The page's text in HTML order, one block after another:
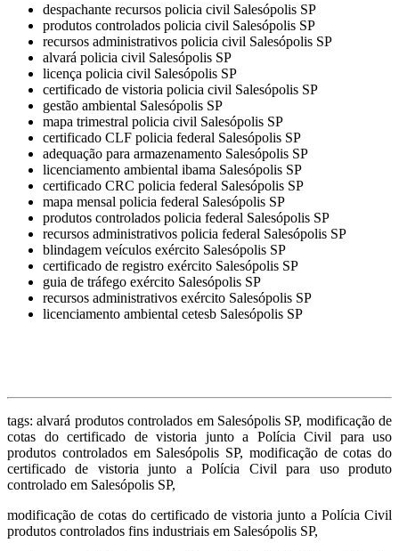
despachante recursos policia civil Salesópolis SP
produtos controlados policia civil Salesópolis SP
recursos administrativos policia civil Salesópolis SP
alvará policia civil Salesópolis SP
licença policia civil Salesópolis SP
certificado de vistoria policia civil Salesópolis SP
gestão ambiental Salesópolis SP
mapa trimestral policia civil Salesópolis SP
certificado CLF policia federal Salesópolis SP
adequação para armazenamento Salesópolis SP
licenciamento ambiental ibama Salesópolis SP
certificado CRC policia federal Salesópolis SP
mapa mensal policia federal Salesópolis SP
produtos controlados policia federal Salesópolis SP
recursos administrativos policia federal Salesópolis SP
blindagem veículos exército Salesópolis SP
certificado de registro exército Salesópolis SP
guia de tráfego exército Salesópolis SP
recursos administrativos exército Salesópolis SP
licenciamento ambiental cetesb Salesópolis SP
tags: alvará produtos controlados em Salesópolis SP, modificação de
cotas do certificado de vistoria junto a Polícia Civil para uso
produtos controlados em Salesópolis SP, modificação de cotas do
certificado de vistoria junto a Polícia Civil para uso produto
controlado em Salesópolis SP,
modificação de cotas do certificado de vistoria junto a Polícia Civil
produtos controlados fins industriais em Salesópolis SP,